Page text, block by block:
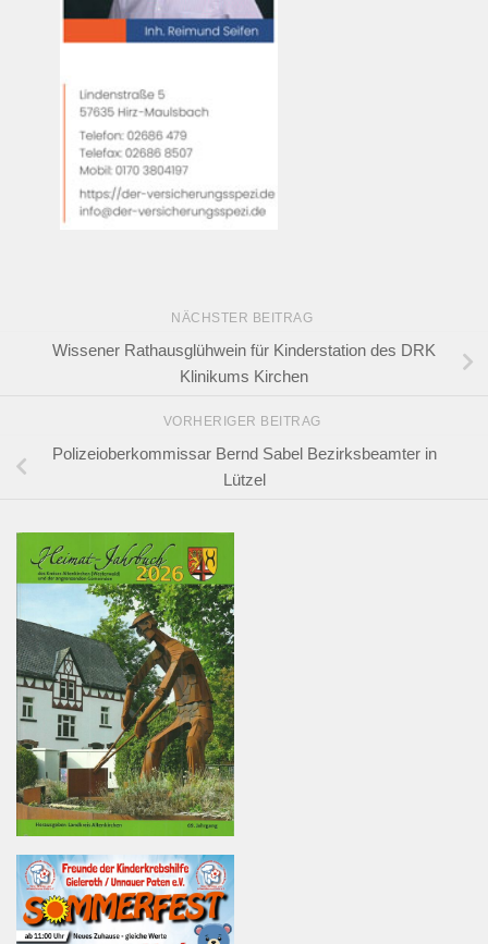
NÄCHSTER BEITRAG
Wissener Rathausglühwein für Kinderstation des DRK
Klinikums Kirchen
VORHERIGER BEITRAG
Polizeioberkommissar Bernd Sabel Bezirksbeamter in
Lützel